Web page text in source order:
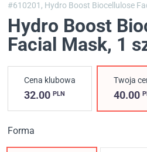
#610201, Hydro Boost Biocellulose
Hydro Boost
Facial Mask, 1
Cena klubowa
32.00 PLN
Twoja
40.00
Forma